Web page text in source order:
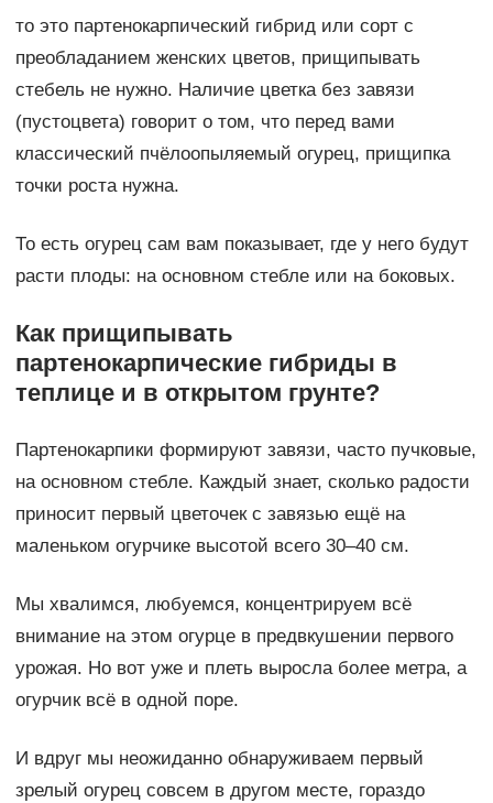
то это партенокарпический гибрид или сорт с
преобладанием женских цветов, прищипывать
стебель не нужно. Наличие цветка без завязи
(пустоцвета) говорит о том, что перед вами
классический пчёлоопыляемый огурец, прищипка
точки роста нужна.
То есть огурец сам вам показывает, где у него будут
расти плоды: на основном стебле или на боковых.
Как прищипывать
партенокарпические гибриды в
теплице и в открытом грунте?
Партенокарпики формируют завязи, часто пучковые,
на основном стебле. Каждый знает, сколько радости
приносит первый цветочек с завязью ещё на
маленьком огурчике высотой всего 30–40 см.
Мы хвалимся, любуемся, концентрируем всё
внимание на этом огурце в предвкушении первого
урожая. Но вот уже и плеть выросла более метра, а
огурчик всё в одной поре.
И вдруг мы неожиданно обнаруживаем первый
зрелый огурец совсем в другом месте, гораздо